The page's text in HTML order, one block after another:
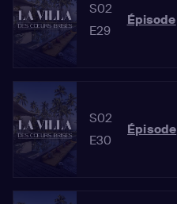
S02
E29
Épisode
S02
E30
Épisode